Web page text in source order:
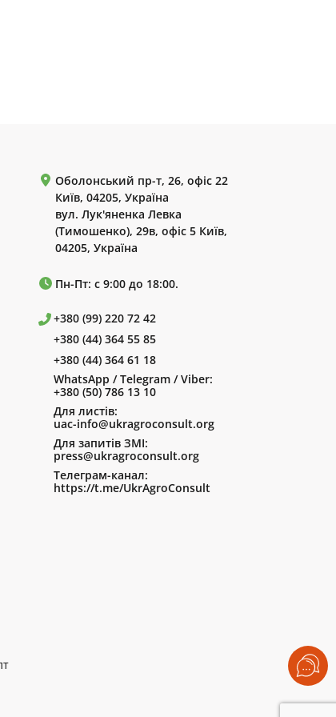
Оболонський пр-т, 26, офіс 22
Київ, 04205, Україна
вул. Лук'яненка Левка
(Тимошенко), 29в, офіс 5 Київ,
04205, Україна
Пн-Пт: с 9:00 до 18:00.
+380 (99) 220 72 42
+380 (44) 364 55 85
+380 (44) 364 61 18
WhatsApp / Telegram / Viber:
+380 (50) 786 13 10
Для листів:
uac-info@ukragroconsult.org
Для запитів ЗМІ:
press@ukragroconsult.org
Телеграм-канал:
https://t.me/UkrAgroConsult